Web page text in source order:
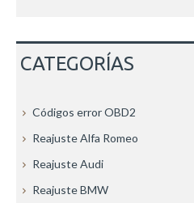
CATEGORÍAS
Códigos error OBD2
Reajuste Alfa Romeo
Reajuste Audi
Reajuste BMW